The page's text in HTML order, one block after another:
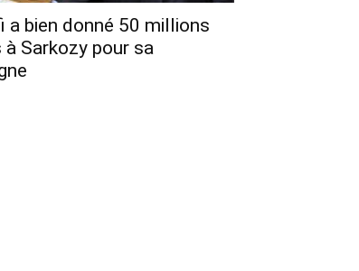
a bien donné 50 millions
à Sarkozy pour sa